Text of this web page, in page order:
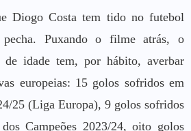
Diogo Costa tem tido no futebol
Puxando o filme atrás, o
de idade tem, por hábito, averbar
europeias: 15 golos sofridos em
25 (Liga Europa), 9 golos sofridos
Campeões 2023/24, oito golos